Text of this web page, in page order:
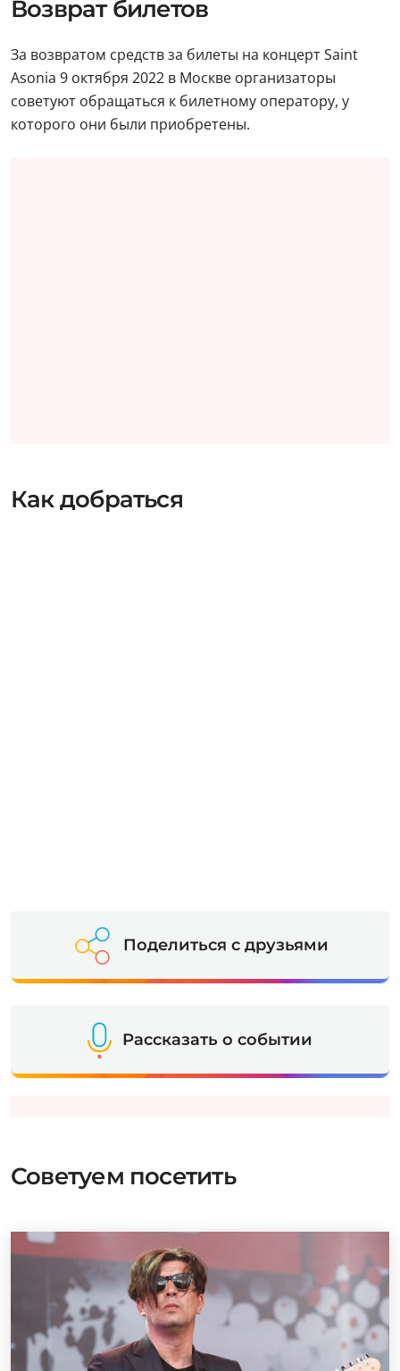
Возврат билетов
За возвратом средств за билеты на концерт Saint
Asonia 9 октября 2022 в Москве организаторы
советуют обращаться к билетному оператору, у
которого они были приобретены.
Как добраться
Поделиться с друзьями
Рассказать о событии
Советуем посетить